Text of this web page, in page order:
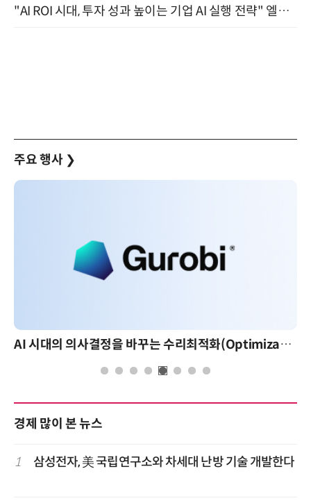
"AI ROI 시대, 투자 성과 높이는 기업 AI 실행 전략" 엘타워 6층 (9월 18일)
주요 행사 ❯
AI 시대의 의사결정을 바꾸는 수리최적화(Optimization): 실제 산업 적용 사례와 활용 전략
경제 많이 본 뉴스
1 삼성전자, 美 국립연구소와 차세대 난방 기술 개발한다